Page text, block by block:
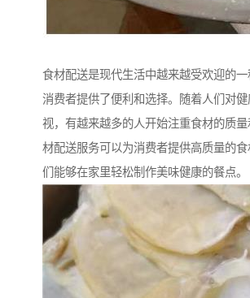
食材配送是现代生活中越来越受欢迎的
消费者提供了便利和选择。随着人们对
视，有越来越多的人开始注重食材的质
材配送服务可以为消费者提供高质量的
们能够在家里轻松制作美味健康的餐点。